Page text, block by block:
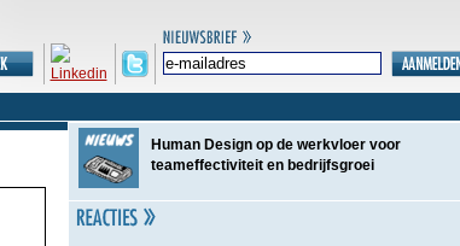
Human Design op de werkvloer voor
teameffectiviteit en bedrijfsgroei